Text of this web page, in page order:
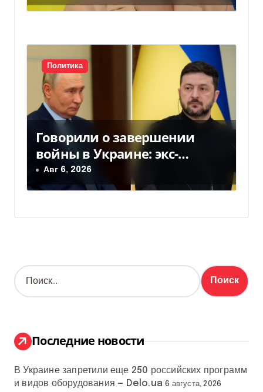
подозрение
Политика
Говорили о завершении
войны в Украине: экс-
чиновники ЕС и РФ провели
тайные переговоры, — СМИ
Авг 6, 2026
Н
а
:
Последние новости
В Украине запретили еще 250 российских программ
и видов оборудования — Delo.ua 6 августа, 2026